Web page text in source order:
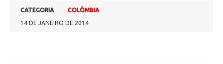
CATEGORIA
COLÔMBIA
14 DE JANEIRO DE 2014